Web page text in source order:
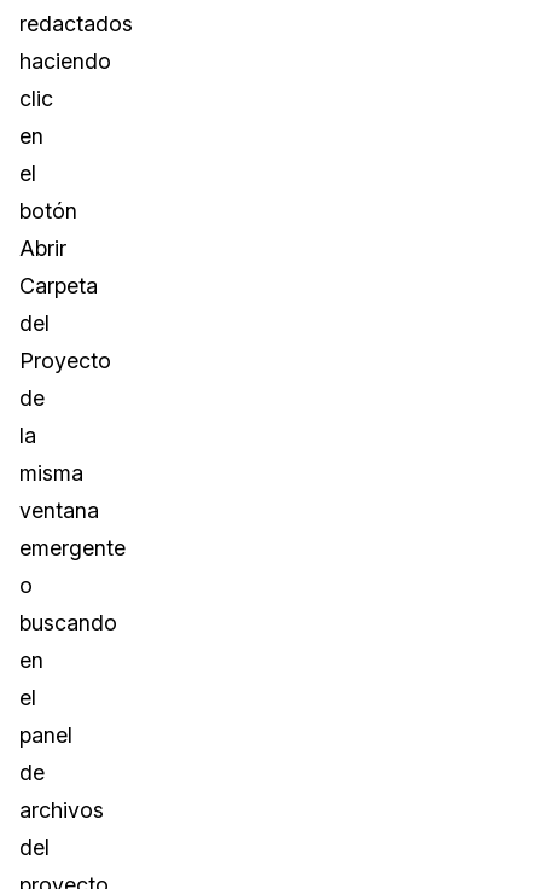
redactados
haciendo
clic
en
el
botón
Abrir
Carpeta
del
Proyecto
de
la
misma
ventana
emergente
o
buscando
en
el
panel
de
archivos
del